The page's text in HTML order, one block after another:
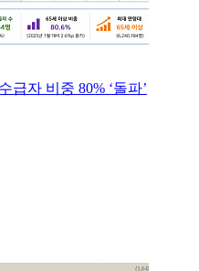
급자 비중 80% ‘돌파’